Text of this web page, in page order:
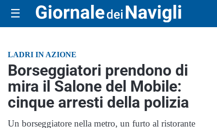
☰
LADRI IN AZIONE
Borseggiatori prendono di
mira il Salone del Mobile:
cinque arresti della polizia
Un borseggiatore nella metro, un furto al ristorante